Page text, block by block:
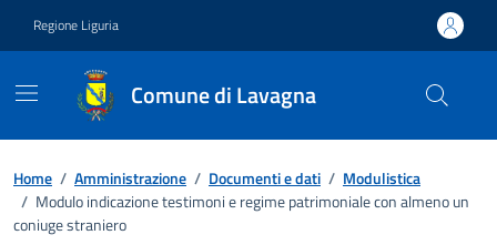
Regione Liguria
Comune di Lavagna
Home / Amministrazione / Documenti e dati / Modulistica
/ Modulo indicazione testimoni e regime patrimoniale con almeno un
coniuge straniero